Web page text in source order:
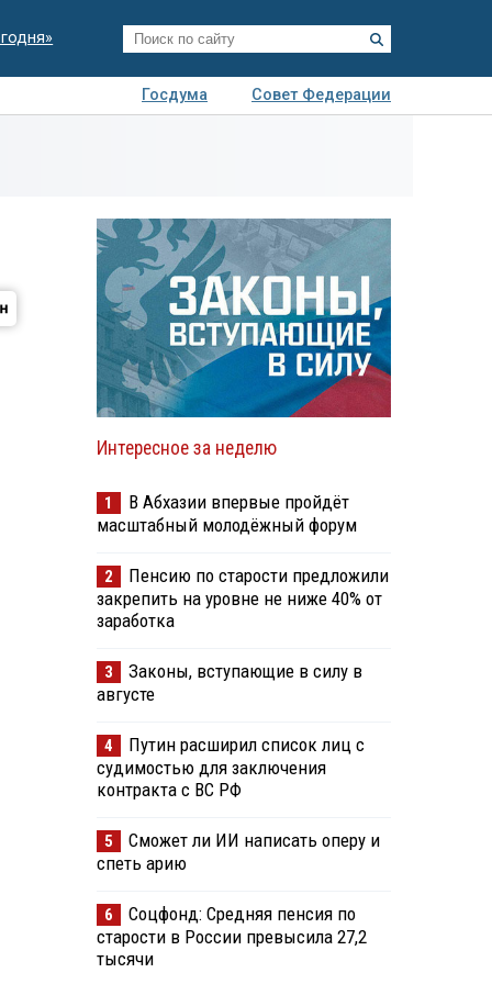
Госдума
Совет Федерации
Интересное за неделю
1
В Абхазии впервые пройдёт
масштабный молодёжный форум
2
Пенсию по старости предложили
закрепить на уровне не ниже 40% от
заработка
3
Законы, вступающие в силу в
августе
4
Путин расширил список лиц с
судимостью для заключения
контракта с ВС РФ
5
Сможет ли ИИ написать оперу и
спеть арию
6
Соцфонд: Средняя пенсия по
старости в России превысила 27,2
тысячи